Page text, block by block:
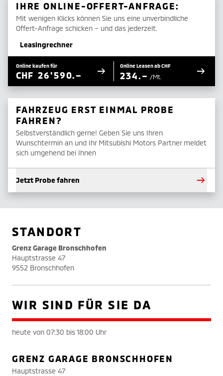
IHRE ONLINE-OFFERT-ANFRAGE:
Mit wenigen Klicks können Sie uns eine unverbindliche
Offert-Anfrage schicken – und das jederzeit.
Leasingrechner
Online kaufen für
CHF 26'590.–
Online Leasen ab CHF
234.– /Mt.
FAHRZEUG ERST EINMAL PROBE
FAHREN?
Selbstverständlich gerne! Geben Sie uns Ihren
Wunschtermin an und Ihr Mitsubishi Motors Partner meldet
sich umgehend bei Ihnen
Jetzt Probe fahren
STANDORT
Grenz Garage Bronschhofen
Hauptstrasse 47
9552 Bronschhofen
WIR SIND FÜR SIE DA
heute von 07:30 bis 18:00 Uhr
GRENZ GARAGE BRONSCHHOFEN
Hauptstrasse 47